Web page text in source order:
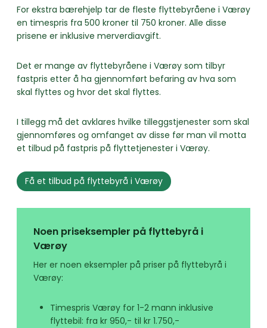
For ekstra bærehjelp tar de fleste flyttebyråene i Værøy
en timespris fra 500 kroner til 750 kroner. Alle disse
prisene er inklusive merverdiavgift.
Det er mange av flyttebyråene i Værøy som tilbyr
fastpris etter å ha gjennomført befaring av hva som
skal flyttes og hvor det skal flyttes.
I tillegg må det avklares hvilke tilleggstjenester som skal
gjennomføres og omfanget av disse før man vil motta
et tilbud på fastpris på flyttetjenester i Værøy.
Få et tilbud på flyttebyrå i Værøy
Noen priseksempler på flyttebyrå i
Værøy
Her er noen eksempler på priser på flyttebyrå i
Værøy:
Timespris Værøy for 1-2 mann inklusive
flyttebil: fra kr 950,- til kr 1.750,-